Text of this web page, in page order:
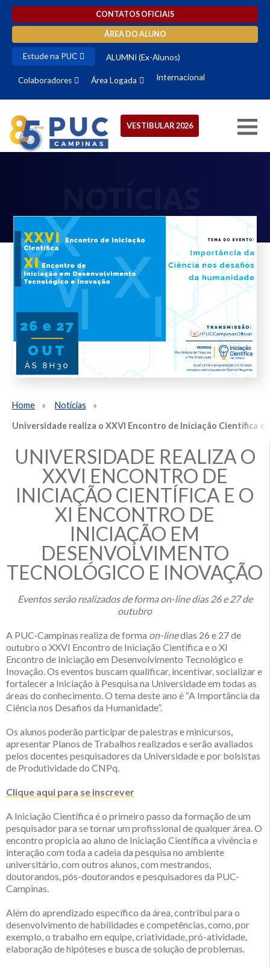
CONTATOS OFICIAIS
ÁREA DO ALUNO
Estude na PUC ALUMNI (Ex-Alunos)
Colaboradores Área Logada Internacional
VESTIBULAR 2026
Home
Notícias
Universidade realiza o XXVI Encontro de Iniciação Científica e
UNIVERSIDADE REALIZA O
XXVI ENCONTRO DE
INICIAÇÃO CIENTÍFICA E O
XI ENCONTRO DE
INICIAÇÃO EM
DESENVOLVIMENTO
TECNOLÓGICO E INOVAÇÃO
Eventos serão realizados de forma on-line dias 26 e 27 de
outubro
A PUC-Campinas realiza de forma on-linedias 26 e 27 de
outubro o XXVI Encontro de Iniciação Científica e o XI
Encontro de Iniciação em Desenvolvimento Tecnológico e
Inovação. Os eventos buscam qualificar, incentivar, socializar e
fortalecer a Iniciação à Pesquisa na Universidade em todas as
áreas do conhecimento. O tema deste ano é “A Importância da
Ciência nos Desafios da Humanidade”.
Os alunos poderão participar de palestras e minicursos,
apresentar Planos de Trabalhos realizados e serão avaliados
pelos docentes pesquisadores da Universidade e por bolsistas
de Produtividade do CNPq.
Clique aqui para se inscrever
A Iniciação Científica é o primeiro passo da formação de um
pesquisador para se tornar um profissional de qualquer área. O
encontro propicia ao aluno de Iniciação Científica a vivência e
interação com toda a cadeia da pesquisa no ambiente
universitário, com outros alunos, com mestrandos,
doutorandos, pós-doutorandos e pesquisadores da PUC-
Campinas.
Além do aprendizado específico da área, contribui para o
desenvolvimento de habilidades e competências, como, por
exemplo, o trabalho em equipe, criatividade, pró-atividade,
elaboração de hipóteses e busca de solução de problemas.